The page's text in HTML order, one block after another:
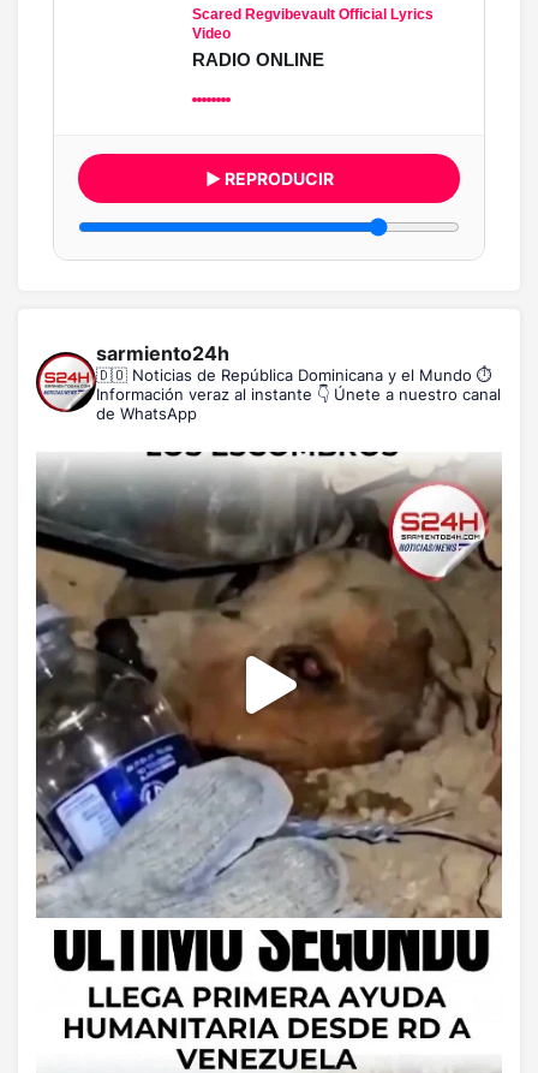
Scared Regvibevault Official Lyrics
Video
RADIO ONLINE
▶ REPRODUCIR
sarmiento24h
🇩🇴 Noticias de República Dominicana y el Mundo ⏱️
Información veraz al instante 👇 Únete a nuestro canal
de WhatsApp